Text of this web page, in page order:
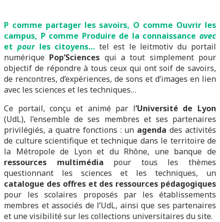
P comme partager les savoirs, O comme Ouvrir les
campus, P comme Produire de la connaissance avec
et pourles citoyens… tel est le leitmotiv du portail
numérique Pop’Sciences qui a tout simplement pour
objectif de répondre à tous ceux qui ont soif de savoirs,
de rencontres, d’expériences, de sons et d’images en lien
avec les sciences et les techniques…
Ce portail, conçu et animé par l’Université de Lyon
(UdL), l’ensemble de ses membres et ses partenaires
privilégiés, a quatre fonctions : un agenda des activités
de culture scientifique et technique dans le territoire de
la Métropole de Lyon et du Rhône, une banque de
ressources multimédia pour tous les thèmes
questionnant les sciences et les techniques, un
catalogue des offres et des ressources pédagogiques
pour les scolaires proposés par les établissements
membres et associés de l’UdL, ainsi que ses partenaires
et une visibilité sur les collections universitaires du site.